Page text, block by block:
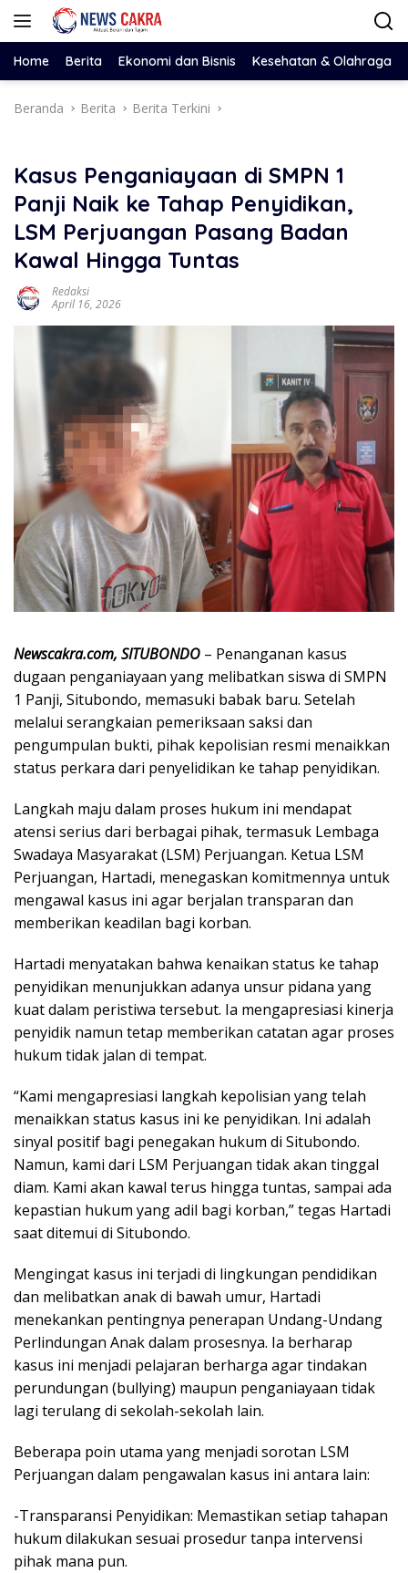
Langsung
Home Berita Ekonomi dan Bisnis Kesehatan & Olahraga
Beranda Berita Berita Terkini
Kasus Penganiayaan di SMPN 1
Panji Naik ke Tahap Penyidikan,
LSM Perjuangan Pasang Badan
Kawal Hingga Tuntas
Redaksi
April 16, 2026
Newscakra.com, SITUBONDO – Penanganan kasus
dugaan penganiayaan yang melibatkan siswa di SMPN
1 Panji, Situbondo, memasuki babak baru. Setelah
melalui serangkaian pemeriksaan saksi dan
pengumpulan bukti, pihak kepolisian resmi menaikkan
status perkara dari penyelidikan ke tahap penyidikan.
Langkah maju dalam proses hukum ini mendapat
atensi serius dari berbagai pihak, termasuk Lembaga
Swadaya Masyarakat (LSM) Perjuangan. Ketua LSM
Perjuangan, Hartadi, menegaskan komitmennya untuk
mengawal kasus ini agar berjalan transparan dan
memberikan keadilan bagi korban.
Hartadi menyatakan bahwa kenaikan status ke tahap
penyidikan menunjukkan adanya unsur pidana yang
kuat dalam peristiwa tersebut. Ia mengapresiasi kinerja
penyidik namun tetap memberikan catatan agar proses
hukum tidak jalan di tempat.
“Kami mengapresiasi langkah kepolisian yang telah
menaikkan status kasus ini ke penyidikan. Ini adalah
sinyal positif bagi penegakan hukum di Situbondo.
Namun, kami dari LSM Perjuangan tidak akan tinggal
diam. Kami akan kawal terus hingga tuntas, sampai ada
kepastian hukum yang adil bagi korban,” tegas Hartadi
saat ditemui di Situbondo.
Mengingat kasus ini terjadi di lingkungan pendidikan
dan melibatkan anak di bawah umur, Hartadi
menekankan pentingnya penerapan Undang-Undang
Perlindungan Anak dalam prosesnya. Ia berharap
kasus ini menjadi pelajaran berharga agar tindakan
perundungan (bullying) maupun penganiayaan tidak
lagi terulang di sekolah-sekolah lain.
Beberapa poin utama yang menjadi sorotan LSM
Perjuangan dalam pengawalan kasus ini antara lain:
-Transparansi Penyidikan: Memastikan setiap tahapan
hukum dilakukan sesuai prosedur tanpa intervensi
pihak mana pun.